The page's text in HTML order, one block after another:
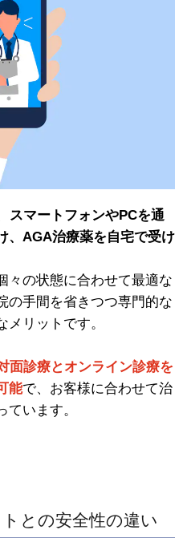
スマートフォンやPCを通
、AGA治療薬を自宅で受け
々の状態に合わせて最適な
の手間を省きつつ専門的な
リットです。
面診療とオンライン診療を
能で、お客様に合わせて治
います。
との安全性の違い